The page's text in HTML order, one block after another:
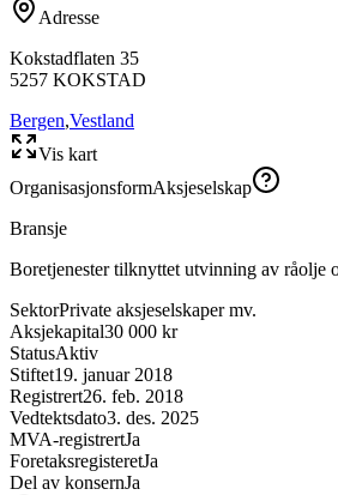
Adresse
Kokstadflaten 35
5257 KOKSTAD
Bergen,Vestland
Vis kart
OrganisasjonsformAksjeselskap
Bransje
Boretjenester tilknyttet utvinning av råolje
SektorPrivate aksjeselskaper mv.
Aksjekapital30 000 kr
StatusAktiv
Stiftet19. januar 2018
Registrert26. feb. 2018
Vedtektsdato3. des. 2025
MVA-registrertJa
ForetaksregisteretJa
Del av konsernJa